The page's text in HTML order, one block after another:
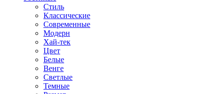
Стиль
Классические
Современные
Модерн
Хай-тек
Цвет
Белые
Венге
Светлые
Темные